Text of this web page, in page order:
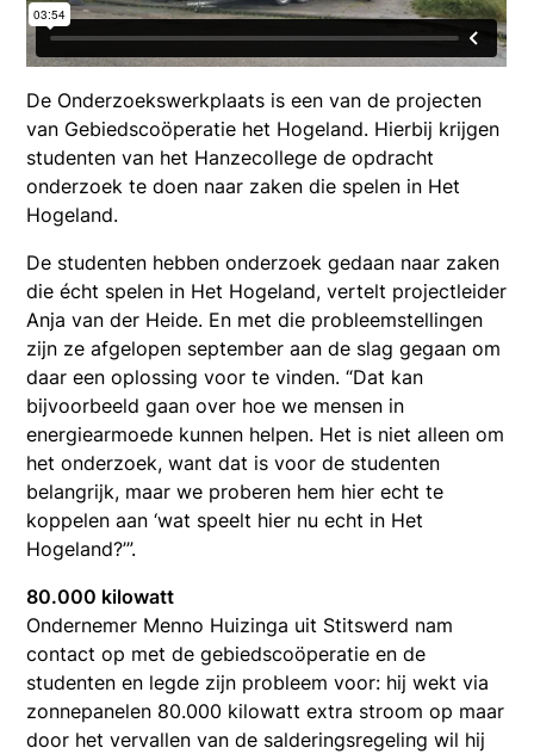
De Onderzoekswerkplaats is een van de projecten
van Gebiedscoöperatie het Hogeland. Hierbij krijgen
studenten van het Hanzecollege de opdracht
onderzoek te doen naar zaken die spelen in Het
Hogeland.
De studenten hebben onderzoek gedaan naar zaken
die écht spelen in Het Hogeland, vertelt projectleider
Anja van der Heide. En met die probleemstellingen
zijn ze afgelopen september aan de slag gegaan om
daar een oplossing voor te vinden. “Dat kan
bijvoorbeeld gaan over hoe we mensen in
energiearmoede kunnen helpen. Het is niet alleen om
het onderzoek, want dat is voor de studenten
belangrijk, maar we proberen hem hier echt te
koppelen aan ‘wat speelt hier nu echt in Het
Hogeland?’”.
80.000 kilowatt
Ondernemer Menno Huizinga uit Stitswerd nam
contact op met de gebiedscoöperatie en de
studenten en legde zijn probleem voor: hij wekt via
zonnepanelen 80.000 kilowatt extra stroom op maar
door het vervallen van de salderingsregeling wil hij